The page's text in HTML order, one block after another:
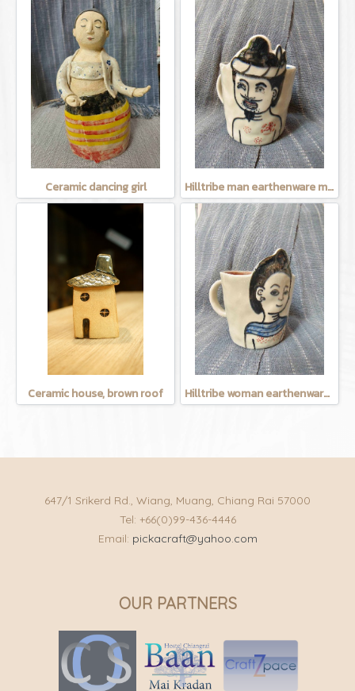
Ceramic dancing girl Hilltribe man earthenware mug
Ceramic house, brown roof Hilltribe woman earthenware mug
647/1 Srikerd Rd., Wiang, Muang, Chiang Rai 57000
Tel: +66(0)99-436-4446
Email: pickacraft@yahoo.com
OUR PARTNERS